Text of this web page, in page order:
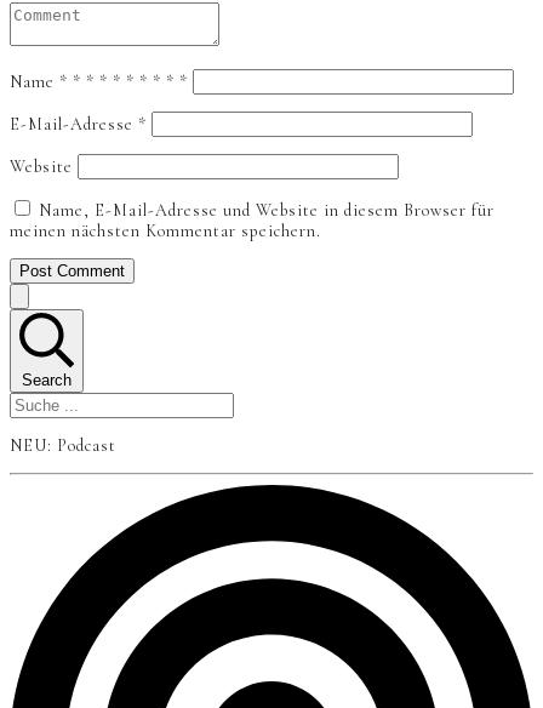
Name * * * * * * * * * *
E-Mail-Adresse *
Website
Name, E-Mail-Adresse und Website in diesem Browser für
meinen nächsten Kommentar speichern.
Post Comment
Search
NEU: Podcast